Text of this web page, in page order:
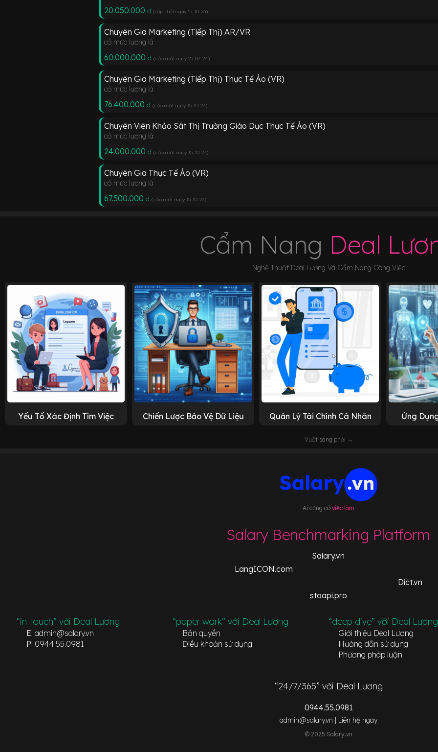
20.050.000 đ (cập nhật ngày 15-10-23)
Chuyên Gia Marketing (Tiếp Thị) AR/VR
có mức lương là
60.000.000 đ (cập nhật ngày 25-07-24)
Chuyên Gia Marketing (Tiếp Thị) Thực Tế Ảo (VR)
có mức lương là
76.400.000 đ (cập nhật ngày 15-10-23)
Chuyên Viên Khảo Sát Thị Trường Giáo Dục Thực Tế Ảo (VR)
có mức lương là
24.000.000 đ (cập nhật ngày 15-10-23)
Chuyên Gia Thực Tế Ảo (VR)
có mức lương là
67.500.000 đ (cập nhật ngày 15-10-23)
Cẩm Nang Deal
Nghệ Thuật Deal Lương Và Cẩm Nang Công Việc
Yếu Tố Xác Định Tìm Việc Chiến Lược Bảo Vệ Dữ Liệu Quản Lý Tài Chính Cá Nhân Ứng
Vuốt sang phải →
Ai cũng cóviệc làm
Salary Benchmarking Platform
Salary.vn
LangICON.com
Dict.vn
staapi.pro
“in touch” với Deal Lương
E: admin@salary.vn
P: 0944.55.0981
“paper work” với Deal Lương
Bản quyền
Điều khoản sử dụng
“deep dive” với Deal Lương
Giới thiệu Deal Lương
Hướng dẫn sử dụng
Phương pháp luận
“24/7/365” với Deal Lương
0944.55.0981
admin@salary.vn | Liên hệ ngay
© 2025 Salary.vn